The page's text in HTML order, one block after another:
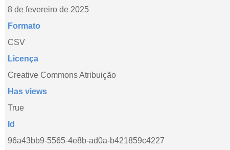
8 de fevereiro de 2025
Formato
CSV
Licença
Creative Commons Atribuição
Has views
True
Id
96a43bb9-5565-4e8b-ad0a-b421859c4227